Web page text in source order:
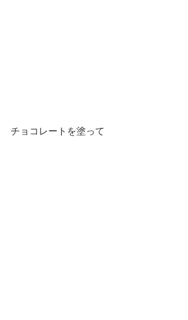
チョコレートを塗って